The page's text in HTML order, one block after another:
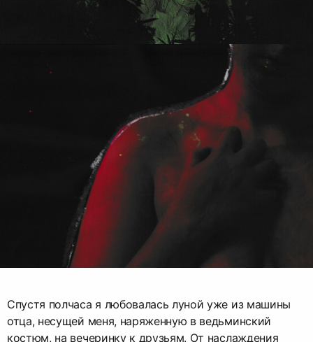
Спустя полчаса я любовалась луной уже из машины
отца, несущей меня, наряженную в ведьминский
костюм, на вечеринку к друзьям. От наслаждения